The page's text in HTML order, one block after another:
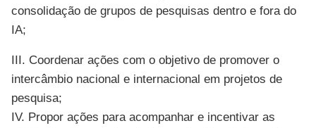
consolidação de grupos de pesquisas dentro e fora do
IA;
III. Coordenar ações com o objetivo de promover o
intercâmbio nacional e internacional em projetos de
pesquisa;
IV. Propor ações para acompanhar e incentivar as